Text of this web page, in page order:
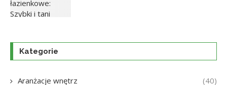
Kategorie
Aranżacje wnętrz (40)